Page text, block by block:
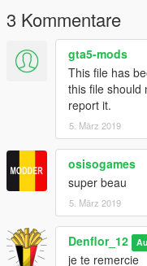
3 Kommentare
gta5-mods
This file has
this file should
report it.
5. März 2019
osisogames
super beau
5. März 2019
Denflor_12
je te remercie